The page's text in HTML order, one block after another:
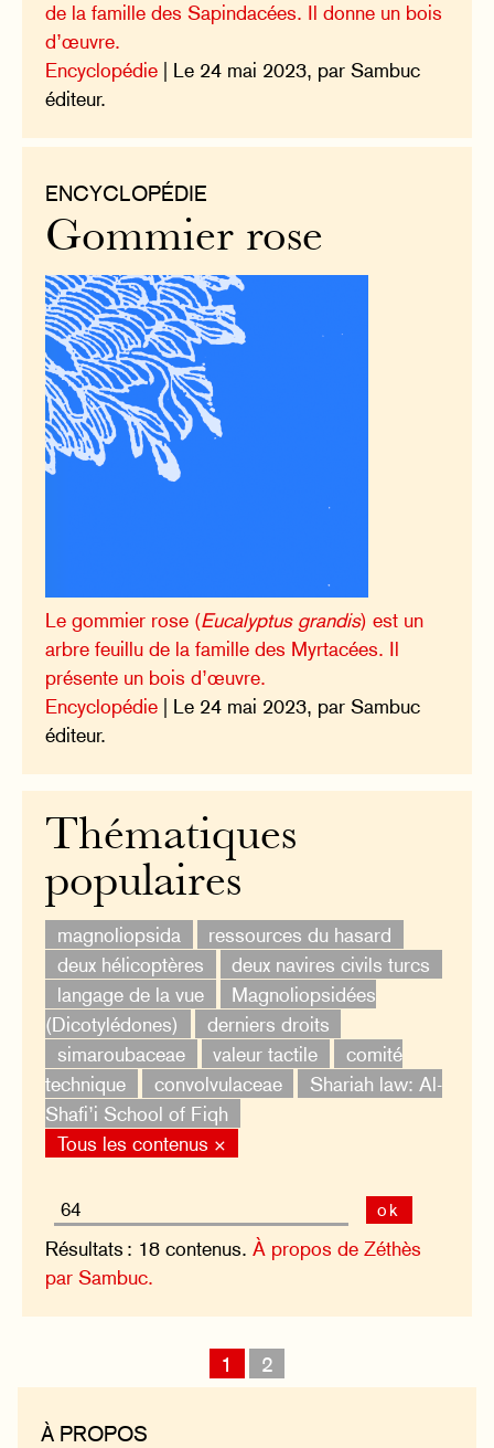
de la famille des Sapindacées. Il donne un bois
d’œuvre.
Encyclopédie | Le 24 mai 2023, par Sambuc
éditeur.
ENCYCLOPÉDIE
Gommier rose
Le gommier rose (Eucalyptus grandis) est un
arbre feuillu de la famille des Myrtacées. Il
présente un bois d’œuvre.
Encyclopédie | Le 24 mai 2023, par Sambuc
éditeur.
Thématiques
populaires
magnoliopsida
ressources du hasard
deux hélicoptères
deux navires civils turcs
langage de la vue
Magnoliopsidées
(Dicotylédones)
derniers droits
simaroubaceae
valeur tactile
comité
technique
convolvulaceae
Shariah law: Al-
Shafi’i School of Fiqh
Tous les contenus ×
ok
Résultats : 18 contenus.À propos de Zéthès
par Sambuc.
1 2
À PROPOS